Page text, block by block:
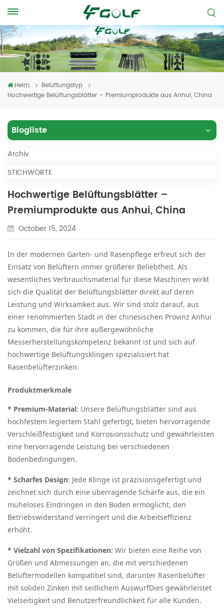
Heim
Belüftungstyp
Hochwertige Belüftungsblätter – Premiumprodukte aus Anhui, China
Blogliste
Archiv
STICHWORTE
Hochwertige Belüftungsblätter –
Premiumprodukte aus Anhui, China
October 15, 2024
In der modernen Garten- und Rasenpflege erfreut sich der
Einsatz von Belüftern immer größerer Beliebtheit. Als
wesentliches Verbrauchsmaterial für diese Maschinen wirkt
sich die Qualität der Belüftungsblätter direkt auf deren
Leistung und Wirksamkeit aus. Wir sind stolz darauf, aus
einer renommierten Stadt in der chinesischen Provinz Anhui
zu kommen, die für ihre außergewöhnliche
Messerherstellungskompetenz bekannt ist und sich auf
hochwertige Belüftungsklingen spezialisiert hat
Rasenbelüfterzinken.
Produktmerkmale
* Premium-Material: Unsere Belüftungsblätter sind aus
hochfestem legiertem Stahl gefertigt, bieten hervorragende
Verschleißfestigkeit und Korrosionsschutz und gewährleisten
eine hervorragende Leistung bei verschiedenen
Bodenbedingungen.
* Scharfes Design: Jede Klinge ist präzisionsgefertigt und
zeichnet sich durch eine überragende Schärfe aus, die ein
müheloses Eindringen in den Boden ermöglicht, den
Betriebswiderstand verringert und die Arbeitseffizienz
erhöht.
* Vielzahl von Spezifikationen: Wir bieten eine Reihe von
Größen und Abmessungen an, die mit verschiedenen
Belüftermodellen kompatibel sind, darunter Rasenbelüfter
mit soliden Zinken mit seitlichem AuswurfDies gewährleistet
Vielseitigkeit und Benutzerfreundlichkeit für alle Kunden.